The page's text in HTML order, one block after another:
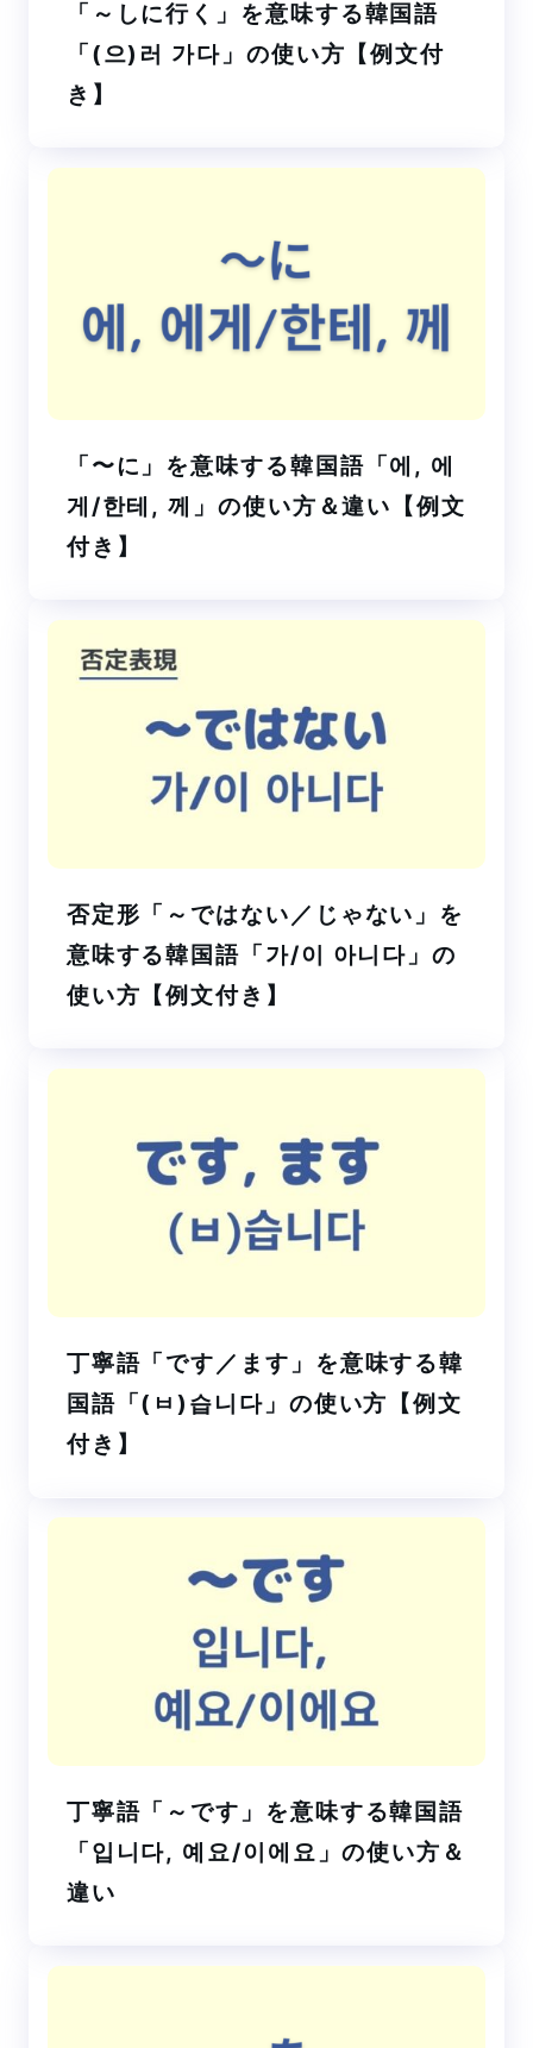
「～しに行く」を意味する韓国語
「(으)러 가다」の使い方【例文付
き】
「〜に」を意味する韓国語「에, 에
게/한테, 께」の使い方＆違い【例文
付き】
否定形「～ではない／じゃない」を
意味する韓国語「가/이 아니다」の
使い方【例文付き】
丁寧語「です／ます」を意味する韓
国語「(ㅂ)습니다」の使い方【例文
付き】
丁寧語「～です」を意味する韓国語
「입니다, 예요/이에요」の使い方＆
違い